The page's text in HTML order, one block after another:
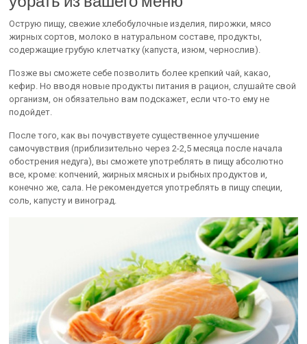
Острую пищу, свежие хлебобулочные изделия, пирожки, мясо
жирных сортов, молоко в натуральном составе, продукты,
содержащие грубую клетчатку (капуста, изюм, чернослив).
Позже вы сможете себе позволить более крепкий чай, какао,
кефир. Но вводя новые продукты питания в рацион, слушайте свой
организм, он обязательно вам подскажет, если что-то ему не
подойдет.
После того, как вы почувствуете существенное улучшение
самочувствия (приблизительно через 2-2,5 месяца после начала
обострения недуга), вы сможете употреблять в пищу абсолютно
все, кроме: копчений, жирных мясных и рыбных продуктов и,
конечно же, сала. Не рекомендуется употреблять в пищу специи,
соль, капусту и виноград.